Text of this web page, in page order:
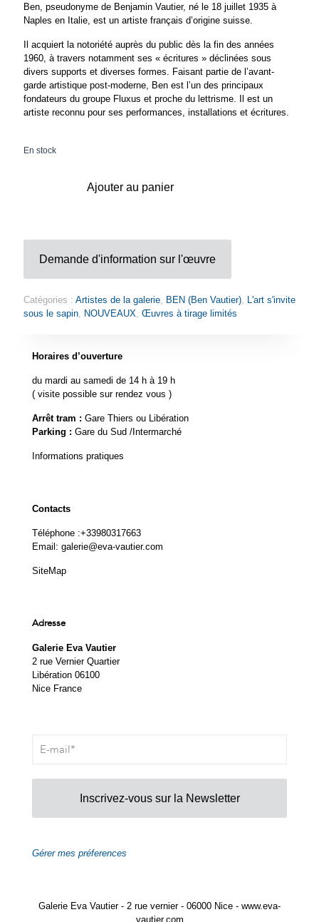
Ben, pseudonyme de Benjamin Vautier, né le 18 juillet 1935 à
Naples en Italie, est un artiste français d’origine suisse.
Il acquiert la notoriété auprès du public dès la fin des années
1960, à travers notamment ses « écritures » déclinées sous
divers supports et diverses formes. Faisant partie de l’avant-
garde artistique post-moderne, Ben est l’un des principaux
fondateurs du groupe Fluxus et proche du lettrisme. Il est un
artiste reconnu pour ses performances, installations et écritures.
En stock
Ajouter au panier
Demande d'information sur l'œuvre
Catégories : Artistes de la galerie BEN (Ben Vautier)
L'art s'invite
sous le sapin
NOUVEAUX Œuvres à tirage limités
Horaires d’ouverture
du mardi au samedi de 14 h à 19 h
( visite possible sur rendez vous )
Arrêt tram : Gare Thiers ou Libération
Parking : Gare du Sud /Intermarché
Informations pratiques
Contacts
Téléphone :+33980317663
Email: galerie@eva-vautier.com
SiteMap
Adresse
Galerie Eva Vautier
2 rue Vernier Quartier
Libération 06100
Nice France
Inscrivez-vous sur la Newsletter
Gérer mes préferences
Galerie Eva Vautier - 2 rue vernier - 06000 Nice - www.eva-
vautier.com